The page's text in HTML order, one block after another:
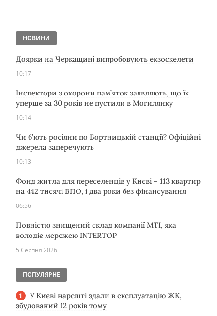
НОВИНИ
Доярки на Черкащині випробовують екзоскелети
10:17
Інспектори з охорони пам’яток заявляють, що їх
уперше за 30 років не пустили в Могилянку
10:14
Чи б’ють росіяни по Бортницькій станції? Офіційні
джерела заперечують
10:13
Фонд житла для переселенців у Києві – 113 квартир
на 442 тисячі ВПО, і два роки без фінансування
06:56
Повністю знищений склад компанії MTI, яка
володіє мережею INTERTOP
5 Серпня 2026
ПОПУЛЯРНЕ
У Києві нарешті здали в експлуатацію ЖК,
збудований 12 років тому